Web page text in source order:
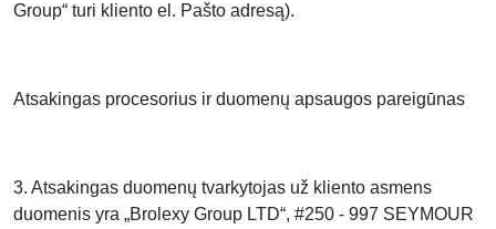
Group“ turi kliento el. Pašto adresą).
Atsakingas procesorius ir duomenų apsaugos pareigūnas
3. Atsakingas duomenų tvarkytojas už kliento asmens
duomenis yra „Brolexy Group LTD“, #250 - 997 SEYMOUR